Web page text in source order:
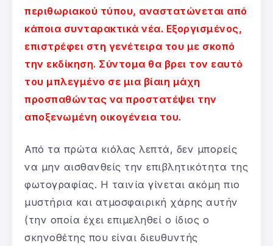
περιθωριακού τύπου, αναστατώνεται από
κάποια συνταρακτικά νέα. Εξοργισμένος,
επιστρέφει στη γενέτειρα του με σκοπό
την εκδίκηση. Σύντομα θα βρει τον εαυτό
του μπλεγμένο σε μια βίαιη μάχη
προσπαθώντας να προστατέψει την
αποξενωμένη οικογένεια του.
Από τα πρώτα κιόλας λεπτά, δεν μπορείς
να μην αισθανθείς την επιβλητικότητα της
φωτογραφίας. Η ταινία γίνεται ακόμη πιο
μυστήρια και ατμοσφαιρική χάρης αυτήν
(την οποία έχει επιμεληθεί ο ίδιος ο
σκηνοθέτης που είναι διευθυντής